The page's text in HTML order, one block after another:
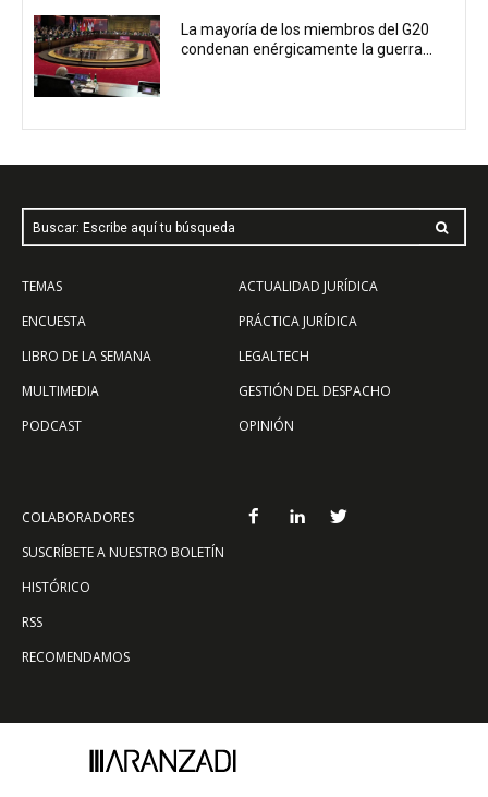
La mayoría de los miembros del G20
condenan enérgicamente la guerra...
Buscar: Escribe aquí tu búsqueda
TEMAS
ENCUESTA
LIBRO DE LA SEMANA
MULTIMEDIA
PODCAST
ACTUALIDAD JURÍDICA
PRÁCTICA JURÍDICA
LEGALTECH
GESTIÓN DEL DESPACHO
OPINIÓN
COLABORADORES
SUSCRÍBETE A NUESTRO BOLETÍN
HISTÓRICO
RSS
RECOMENDAMOS